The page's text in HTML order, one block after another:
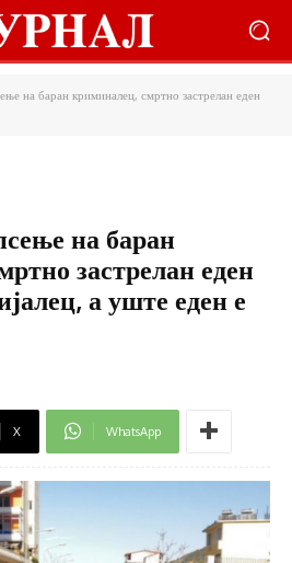
на баран криминалец, смртно застрелан еден
на баран
застрелан еден
а уште еден е
X WhatsApp